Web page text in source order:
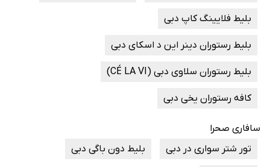
بلیط فلایینگ کاپ دبی
بلیط رستوران دینر این د اسکای دبی
بلیط رستوران سلاوی دبی (CÉ LA VI)
کافه رستوران یخی دبی
سافاری صحرا
تور شتر سواری در دبی
بلیط دون باگی دبی